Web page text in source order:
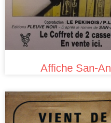
Affiche San-